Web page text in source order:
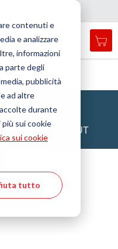
contenuti e
e analizzare
informazioni
parte degli
pubblicità
ad altre
durante
più sui cookie
sui cookie
tutto
search
Cerca
dentate
DirectCUT